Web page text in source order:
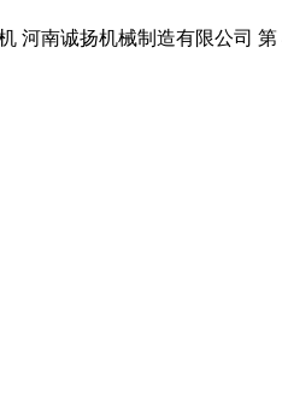
河南诚扬机械制造有限公司